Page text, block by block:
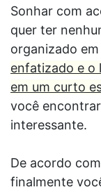
Sonhar com
quer ter
organizado
enfatizado e o
em um curto
você
interessante.
De acordo
finalmente